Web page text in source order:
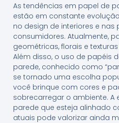
As tendências em papel de
estão em constante
no design de interiores e nas
consumidores. Atualmente,
geométricas, florais e
Além disso, o uso de papéis
parede, conhecido como
se tornado uma escolha
você brinque com cores e
sobrecarregar o ambiente. A
parede que esteja alinhado
atuais pode valorizar ainda